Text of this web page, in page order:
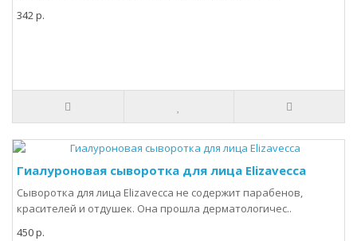
342 р.
Гиалуроновая сыворотка для лица Elizavecca
Сыворотка для лица Elizavecca не содержит парабенов,
красителей и отдушек. Она прошла дерматологичес..
450 р.